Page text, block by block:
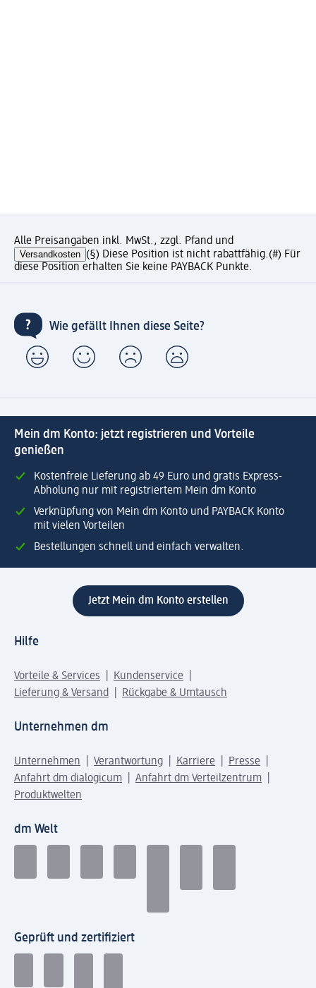
Alle Preisangaben inkl. MwSt., zzgl. Pfand und
Versandkosten (§) Diese Position ist nicht rabattfähig.(#) Für
diese Position erhalten Sie keine PAYBACK Punkte.
Wie gefällt Ihnen diese Seite?
Mein dm Konto: jetzt registrieren und Vorteile
genießen
Kostenfreie Lieferung ab 49 Euro und gratis Express-
Abholung nur mit registriertem Mein dm Konto
Verknüpfung von Mein dm Konto und PAYBACK Konto
mit vielen Vorteilen
Bestellungen schnell und einfach verwalten.
Jetzt Mein dm Konto erstellen
Hilfe
Vorteile & Services
Kundenservice
Lieferung & Versand
Rückgabe & Umtausch
Unternehmen dm
Unternehmen Verantwortung Karriere
Presse
Anfahrt dm dialogicum
Anfahrt dm Verteilzentrum
Produktwelten
dm Welt
Geprüft und zertifiziert